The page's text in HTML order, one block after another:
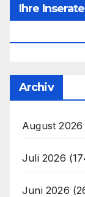
Ihre
Archiv
August 2026
Juli 2026
Juni 2026